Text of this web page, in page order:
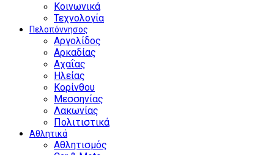
Κοινωνικά
Τεχνολογία
Πελοπόννησος
Αργολίδος
Αρκαδίας
Αχαΐας
Ηλείας
Κορίνθου
Μεσσηνίας
Λακωνίας
Πολιτιστικά
Αθλητικά
Αθλητισμός